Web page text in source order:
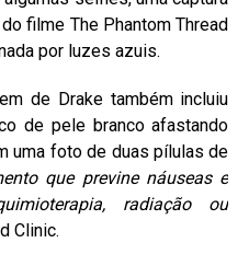
filme The Phantom Thread
por luzes azuis.
de Drake também incluiu
de pele branco afastando
uma foto de duas pílulas de
que previne náuseas e
radiação ou
Clinic.